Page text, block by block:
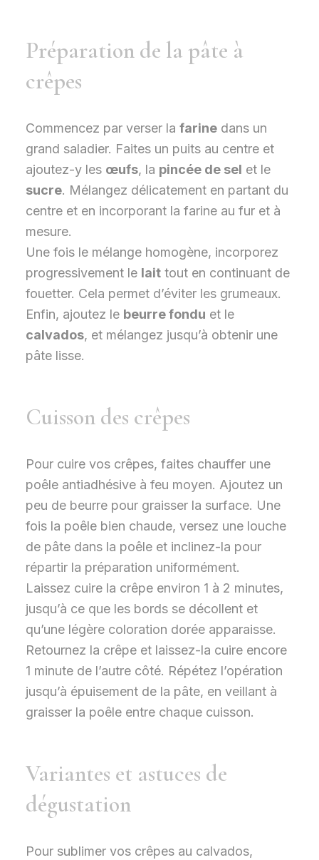
Préparation de la pâte à
crêpes
Commencez par verser la farinedans un
grand saladier. Faites un puits au centre et
ajoutez-y les œufs, la pincée de sel et le
sucre. Mélangez délicatement en partant du
centre et en incorporant la farine au fur et à
mesure.
Une fois le mélange homogène, incorporez
progressivement le laittout en continuant de
fouetter. Cela permet d’éviter les grumeaux.
Enfin, ajoutez le beurre fondu et le
calvados, et mélangez jusqu’à obtenir une
pâte lisse.
Cuisson des crêpes
Pour cuire vos crêpes, faites chauffer une
poêle antiadhésive à feu moyen. Ajoutez un
peu de beurre pour graisser la surface. Une
fois la poêle bien chaude, versez une louche
de pâte dans la poêle et inclinez-la pour
répartir la préparation uniformément.
Laissez cuire la crêpe environ 1 à 2 minutes,
jusqu’à ce que les bords se décollent et
qu’une légère coloration dorée apparaisse.
Retournez la crêpe et laissez-la cuire encore
1 minute de l’autre côté. Répétez l’opération
jusqu’à épuisement de la pâte, en veillant à
graisser la poêle entre chaque cuisson.
Variantes et astuces de
dégustation
Pour sublimer vos crêpes au calvados,